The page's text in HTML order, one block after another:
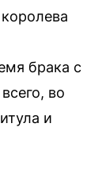
брака с
во
и